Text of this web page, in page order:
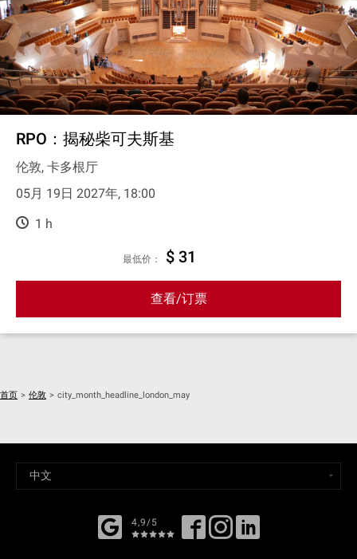
RPO：揭秘柴可夫斯基
伦敦, 卡多根厅
05月 19日 2027年, 18:00
1 h
最低价： $ 31
查看/订票
首页 > 伦敦 > city_month_headline_london_may
4,9/5